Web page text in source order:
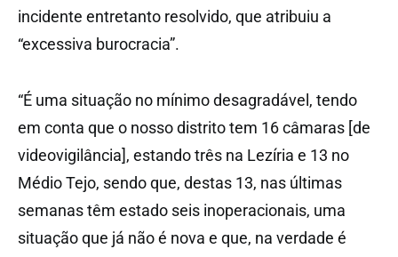
incidente entretanto resolvido, que atribuiu a
“excessiva burocracia”.
“É uma situação no mínimo desagradável, tendo
em conta que o nosso distrito tem 16 câmaras [de
videovigilância], estando três na Lezíria e 13 no
Médio Tejo, sendo que, destas 13, nas últimas
semanas têm estado seis inoperacionais, uma
situação que já não é nova e que, na verdade é